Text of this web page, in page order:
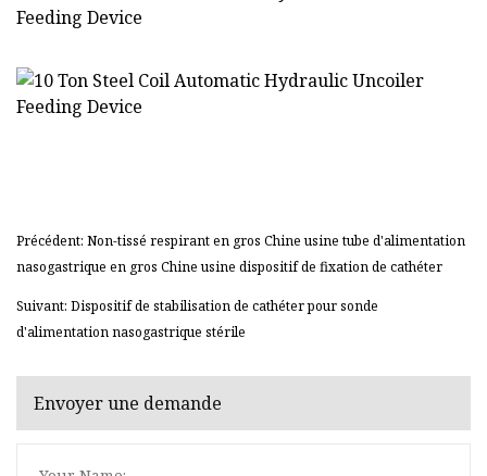
Précédent: Non-tissé respirant en gros Chine usine tube d'alimentation
nasogastrique en gros Chine usine dispositif de fixation de cathéter
Suivant: Dispositif de stabilisation de cathéter pour sonde
d'alimentation nasogastrique stérile
Envoyer une demande